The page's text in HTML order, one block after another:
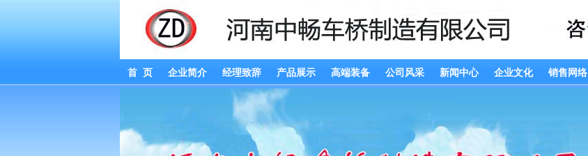
首 页 企业简介 经理致辞 产品展示 高端装备 公司风采 新闻中心 企业文化 销售网络